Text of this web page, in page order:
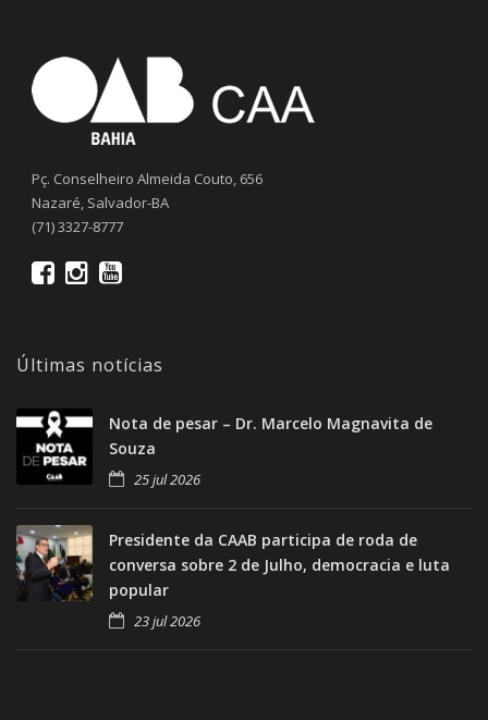
Pç. Conselheiro Almeida Couto, 656
Nazaré, Salvador-BA
(71) 3327-8777
Últimas notícias
Nota de pesar – Dr. Marcelo Magnavita de
Souza
25 jul 2026
Presidente da CAAB participa de roda de
conversa sobre 2 de Julho, democracia e luta
popular
23 jul 2026